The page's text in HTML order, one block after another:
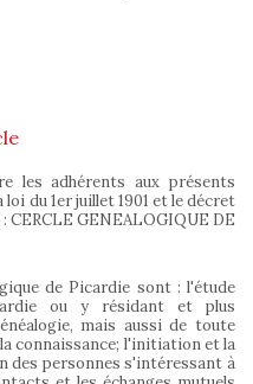
les adhérents aux présents
du 1er juillet 1901 et le décret
CERCLE GENEALOGIQUE DE
de Picardie sont : l'étude
ou y résidant et plus
mais aussi de toute
connaissance; l'initiation et la
des personnes s'intéressant à